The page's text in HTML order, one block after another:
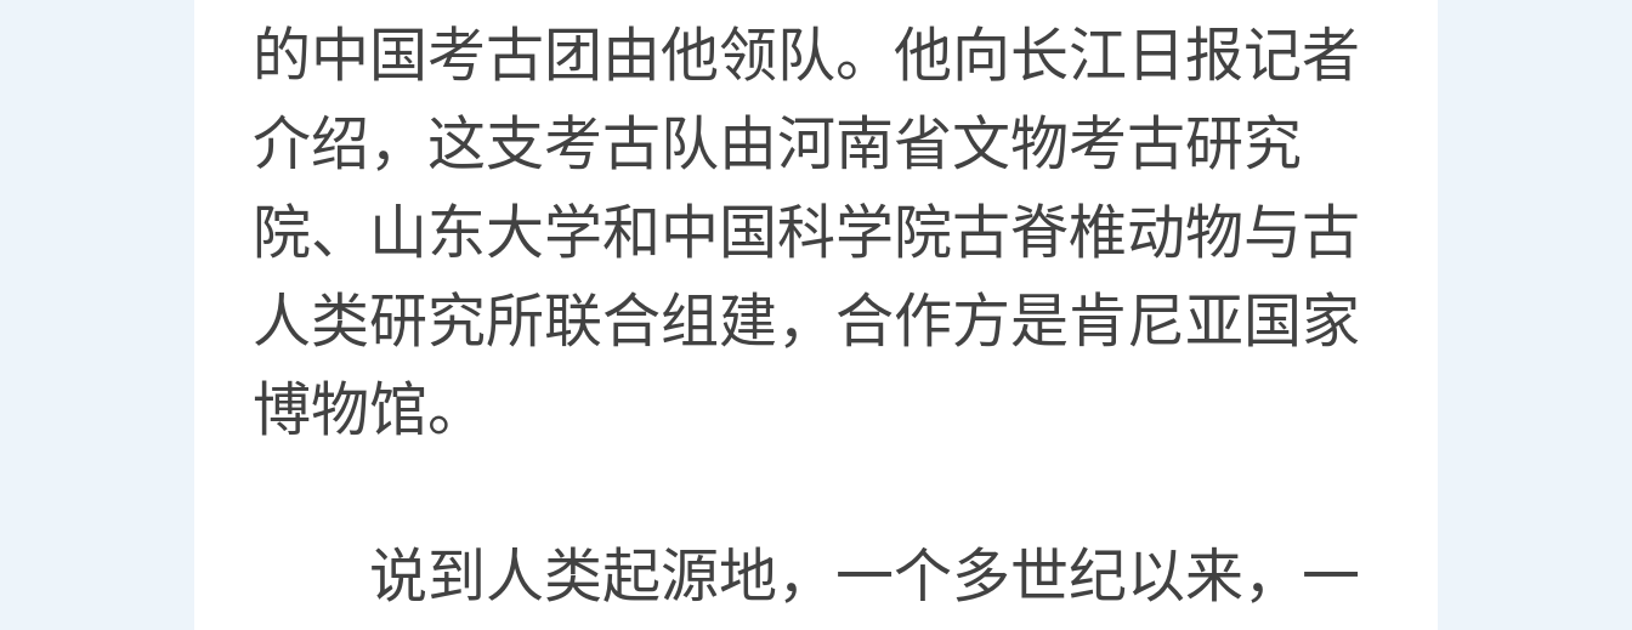
的中国考古团由他领队。他向长江日报记者
介绍，这支考古队由河南省文物考古研究
院、山东大学和中国科学院古脊椎动物与古
人类研究所联合组建，合作方是肯尼亚国家
博物馆。
说到人类起源地，一个多世纪以来，一